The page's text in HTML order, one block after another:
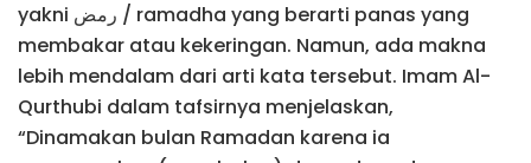
yakni رمض / ramadha yang berarti panas yang
membakar atau kekeringan. Namun, ada makna
lebih mendalam dari arti kata tersebut. Imam Al-
Qurthubi dalam tafsirnya menjelaskan,
“Dinamakan bulan Ramadan karena ia